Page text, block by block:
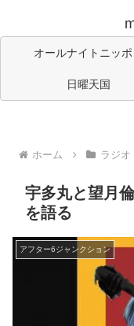
オールナイトニッポ
日曜天国
ホーム ラジオ
宇多丸と望月
を語る
アフター6ジャンクション